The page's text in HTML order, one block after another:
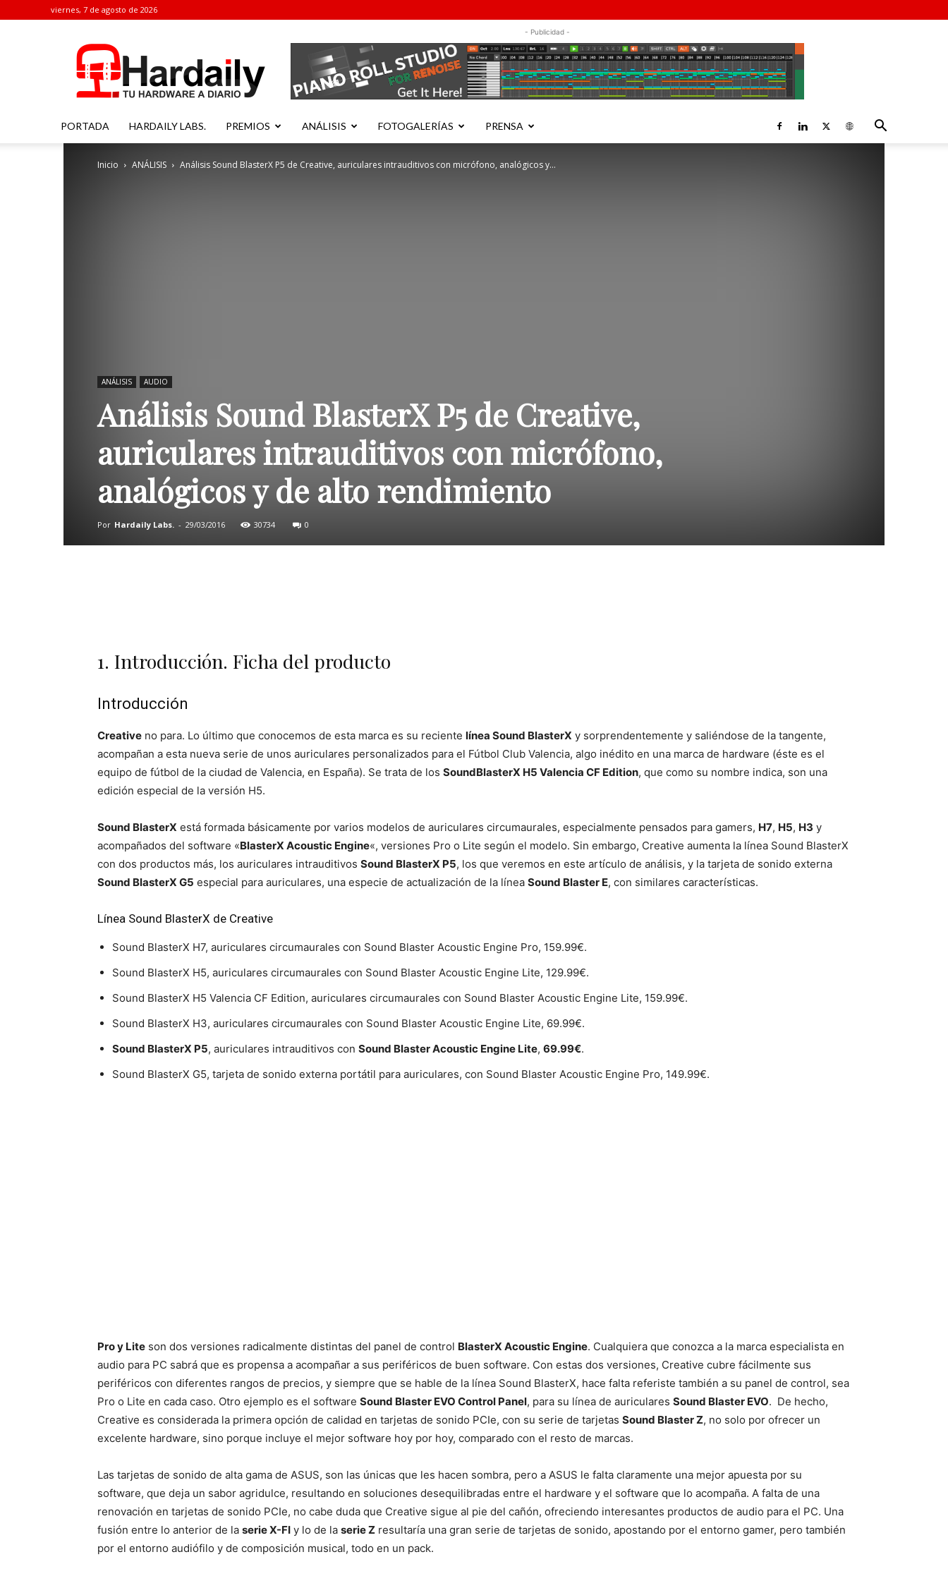
viernes, 7 de agosto de 2026
- Publicidad -
PORTADA HARDAILY LABS. PREMIOS ANÁLISIS FOTOGALERÍAS PRENSA
Inicio ANÁLISIS Análisis Sound BlasterX P5 de Creative, auriculares intrauditivos con micrófono, analógicos y...
ANÁLISIS AUDIO
Análisis Sound BlasterX P5 de Creative,
auriculares intrauditivos con micrófono,
analógicos y de alto rendimiento
Por Hardaily Labs. - 29/03/2016 30734 0
1. Introducción. Ficha del producto
Introducción
Creative no para. Lo último que conocemos de esta marca es su reciente línea Sound BlasterX y sorprendentemente y saliéndose de la tangente,
acompañan a esta nueva serie de unos auriculares personalizados para el Fútbol Club Valencia, algo inédito en una marca de hardware (éste es el
equipo de fútbol de la ciudad de Valencia, en España). Se trata de los SoundBlasterX H5 Valencia CF Edition, que como su nombre indica, son una
edición especial de la versión H5.
Sound BlasterX está formada básicamente por varios modelos de auriculares circumaurales, especialmente pensados para gamers, H7, H5, H3 y
acompañados del software «BlasterX Acoustic Engine«, versiones Pro o Lite según el modelo. Sin embargo, Creative aumenta la línea Sound BlasterX
con dos productos más, los auriculares intrauditivos Sound BlasterX P5, los que veremos en este artículo de análisis, y la tarjeta de sonido externa
Sound BlasterX G5 especial para auriculares, una especie de actualización de la línea Sound Blaster E, con similares características.
Línea Sound BlasterX de Creative
Sound BlasterX H7, auriculares circumaurales con Sound Blaster Acoustic Engine Pro, 159.99€.
Sound BlasterX H5, auriculares circumaurales con Sound Blaster Acoustic Engine Lite, 129.99€.
Sound BlasterX H5 Valencia CF Edition, auriculares circumaurales con Sound Blaster Acoustic Engine Lite, 159.99€.
Sound BlasterX H3, auriculares circumaurales con Sound Blaster Acoustic Engine Lite, 69.99€.
Sound BlasterX P5, auriculares intrauditivos con Sound Blaster Acoustic Engine Lite, 69.99€.
Sound BlasterX G5, tarjeta de sonido externa portátil para auriculares, con Sound Blaster Acoustic Engine Pro, 149.99€.
Pro y Lite son dos versiones radicalmente distintas del panel de control BlasterX Acoustic Engine. Cualquiera que conozca a la marca especialista en
audio para PC sabrá que es propensa a acompañar a sus periféricos de buen software. Con estas dos versiones, Creative cubre fácilmente sus
periféricos con diferentes rangos de precios, y siempre que se hable de la línea Sound BlasterX, hace falta referiste también a su panel de control, sea
Pro o Lite en cada caso. Otro ejemplo es el software Sound Blaster EVO Control Panel, para su línea de auriculares Sound Blaster EVO. De hecho,
Creative es considerada la primera opción de calidad en tarjetas de sonido PCIe, con su serie de tarjetas Sound Blaster Z, no solo por ofrecer un
excelente hardware, sino porque incluye el mejor software hoy por hoy, comparado con el resto de marcas.
Las tarjetas de sonido de alta gama de ASUS, son las únicas que les hacen sombra, pero a ASUS le falta claramente una mejor apuesta por su
software, que deja un sabor agridulce, resultando en soluciones desequilibradas entre el hardware y el software que lo acompaña. A falta de una
renovación en tarjetas de sonido PCIe, no cabe duda que Creative sigue al pie del cañón, ofreciendo interesantes productos de audio para el PC. Una
fusión entre lo anterior de la serie X-FI y lo de la serie Z resultaría una gran serie de tarjetas de sonido, apostando por el entorno gamer, pero también
por el entorno audiófilo y de composición musical, todo en un pack.